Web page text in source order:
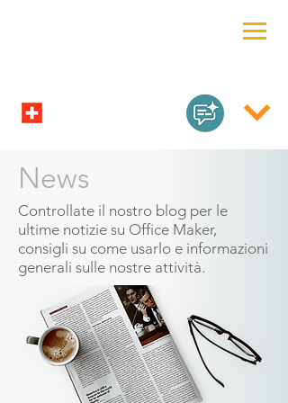
News
Controllate il nostro blog per le
ultime notizie su Office Maker,
consigli su come usarlo e informazioni
generali sulle nostre attività.